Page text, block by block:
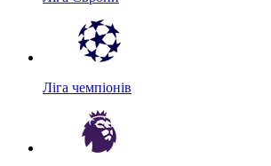
Ліга чемпіонів